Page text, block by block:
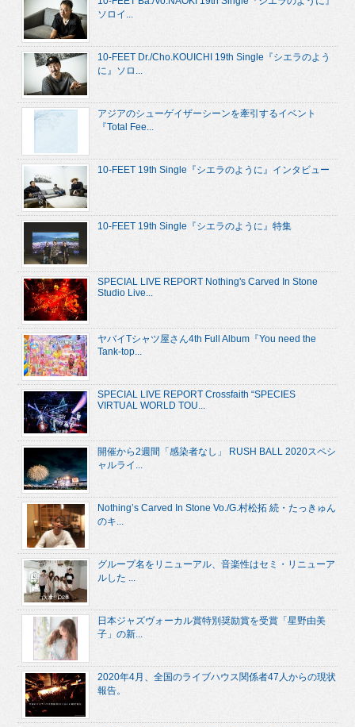
ソロイ...
10-FEET Dr./Cho.KOUICHI 19th Single『シエラのよう
に』ソロ...
アジアのシューゲイザーシーンを牽引するイベント
『Total Fee...
10-FEET 19th Single『シエラのように』インタビュー
10-FEET 19th Single『シエラのように』特集
SPECIAL LIVE REPORT Nothing's Carved In Stone
Studio Live...
ヤバイTシャツ屋さん4th Full Album『You need the
Tank-top...
SPECIAL LIVE REPORT Crossfaith “SPECIES
VIRTUAL WORLD TOU...
開催から2週間「感染者なし」 RUSH BALL 2020スペシ
ャルライ...
Nothing’s Carved In Stone Vo./G.村松拓 続・たっきゅん
のキ...
グループ名をリニューアル、音楽性はセミ・リニューア
ルした ...
日本ジャズヴォーカル賞特別奨励賞を受賞「星野由美
子」の新...
2020年4月、全国のライブハウス関係者47人からの現状
報告。